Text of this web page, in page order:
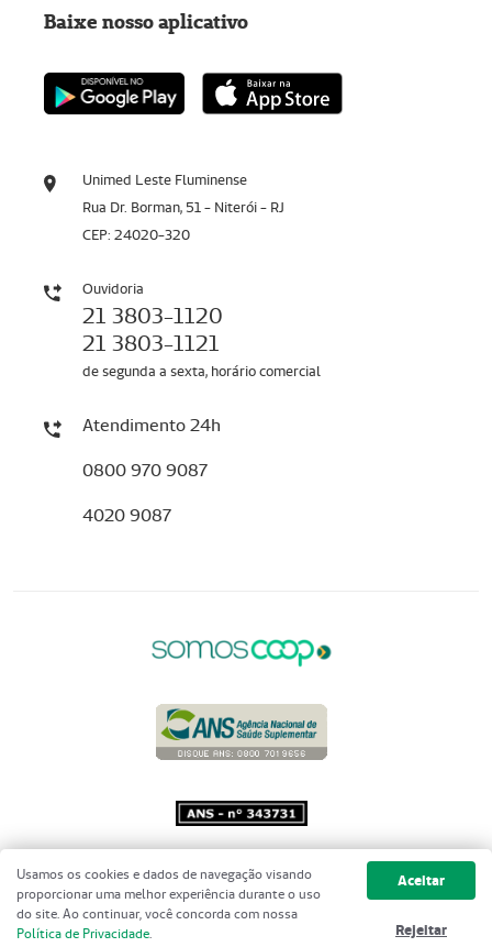
Unimed Leste Fluminense
Rua Dr. Borman, 51 - Niterói - RJ
CEP: 24020-320
Ouvidoria
21 3803-1120
21 3803-1121
de segunda a sexta, horário comercial
Atendimento 24h
0800 970 9087
4020 9087
Baixe nosso aplicativo
Copyright 2001 - 2026 Unimed do
Brasil - Todos os direitos reservados
Usamos os cookies e dados de navegação visando
proporcionar uma melhor experiência durante o uso
do site. Ao continuar, você concorda com nossa
Política de Privacidade.
Aceitar
Rejeitar